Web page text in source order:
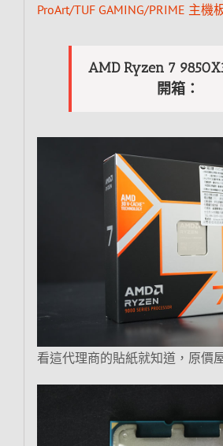
ProArt/TUF GAMING/PRIME 主機
AMD Ryzen 7
開箱：
看這代理商的貼紙就知道，原價